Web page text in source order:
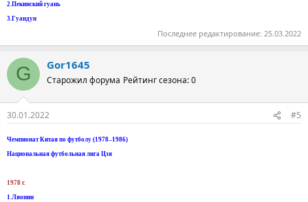
2.Пекинский гуань
3.Гуандун
Последнее редактирование: 25.03.2022
G Gor1645
Старожил форума Рейтинг сезона: 0
30.01.2022 #5
Чемпионат Китая по футболу (1978–1986)
Национальная футбольная лига Цзя
1978 г.
1.Ляонин